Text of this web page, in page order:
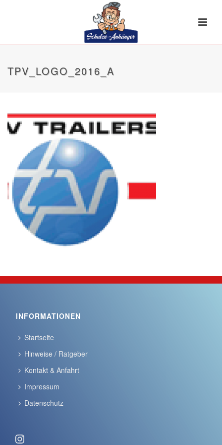
TPV_LOGO_2016_A
INFORMATIONEN
Startseite
Hinweise / Ratgeber
Kontakt & Anfahrt
Impressum
Datenschutz
Instagram